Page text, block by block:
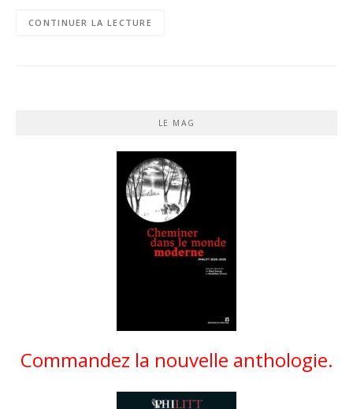
CONTINUER LA LECTURE
LE MAG
Commandez la nouvelle anthologie.